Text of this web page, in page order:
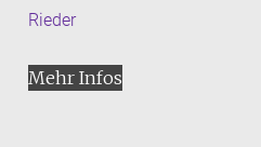
Rieder
Mehr Infos